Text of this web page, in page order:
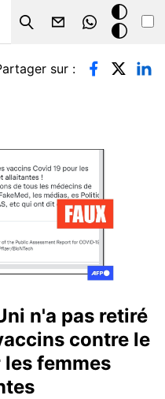
Search
Mode
sombre
sur :
n'a pas retiré
contre le
femmes